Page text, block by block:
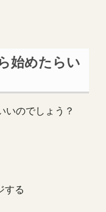
始めたらい
いのでしょう？
する